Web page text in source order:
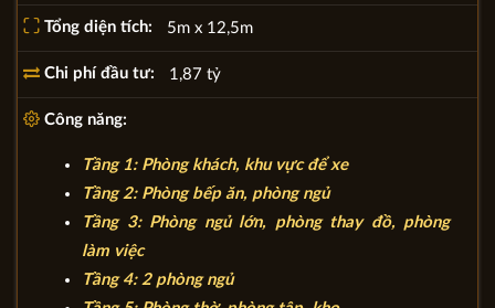
Tổng diện tích: 5m x 12,5m
Chi phí đầu tư: 1,87 tỷ
Công năng:
Tầng 1: Phòng khách, khu vực để xe
Tầng 2: Phòng bếp ăn, phòng ngủ
Tầng 3: Phòng ngủ lớn, phòng thay đồ, phòng
làm việc
Tầng 4: 2 phòng ngủ